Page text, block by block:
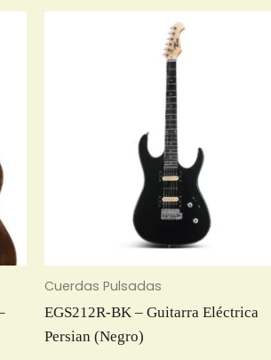
Cuerdas Pulsadas
EGS212R-BK – Guitarra Eléctrica
Persian (Negro)